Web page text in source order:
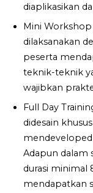
diaplikasikan
Mini
dilaksanakan
peserta
teknik-teknik
wajibkan
Full Day
didesain
mendeveloped
Adapun dalam
durasi minimal
mendapatkan